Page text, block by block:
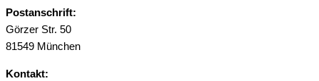
Postanschrift:
Görzer Str. 50
81549 München
Kontakt: